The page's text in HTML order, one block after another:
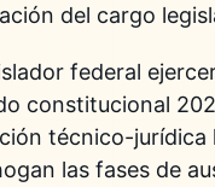
del cargo
federal
constitucional
técnico-jurídica
las fases de